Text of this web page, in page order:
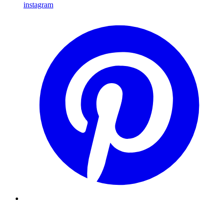
instagram